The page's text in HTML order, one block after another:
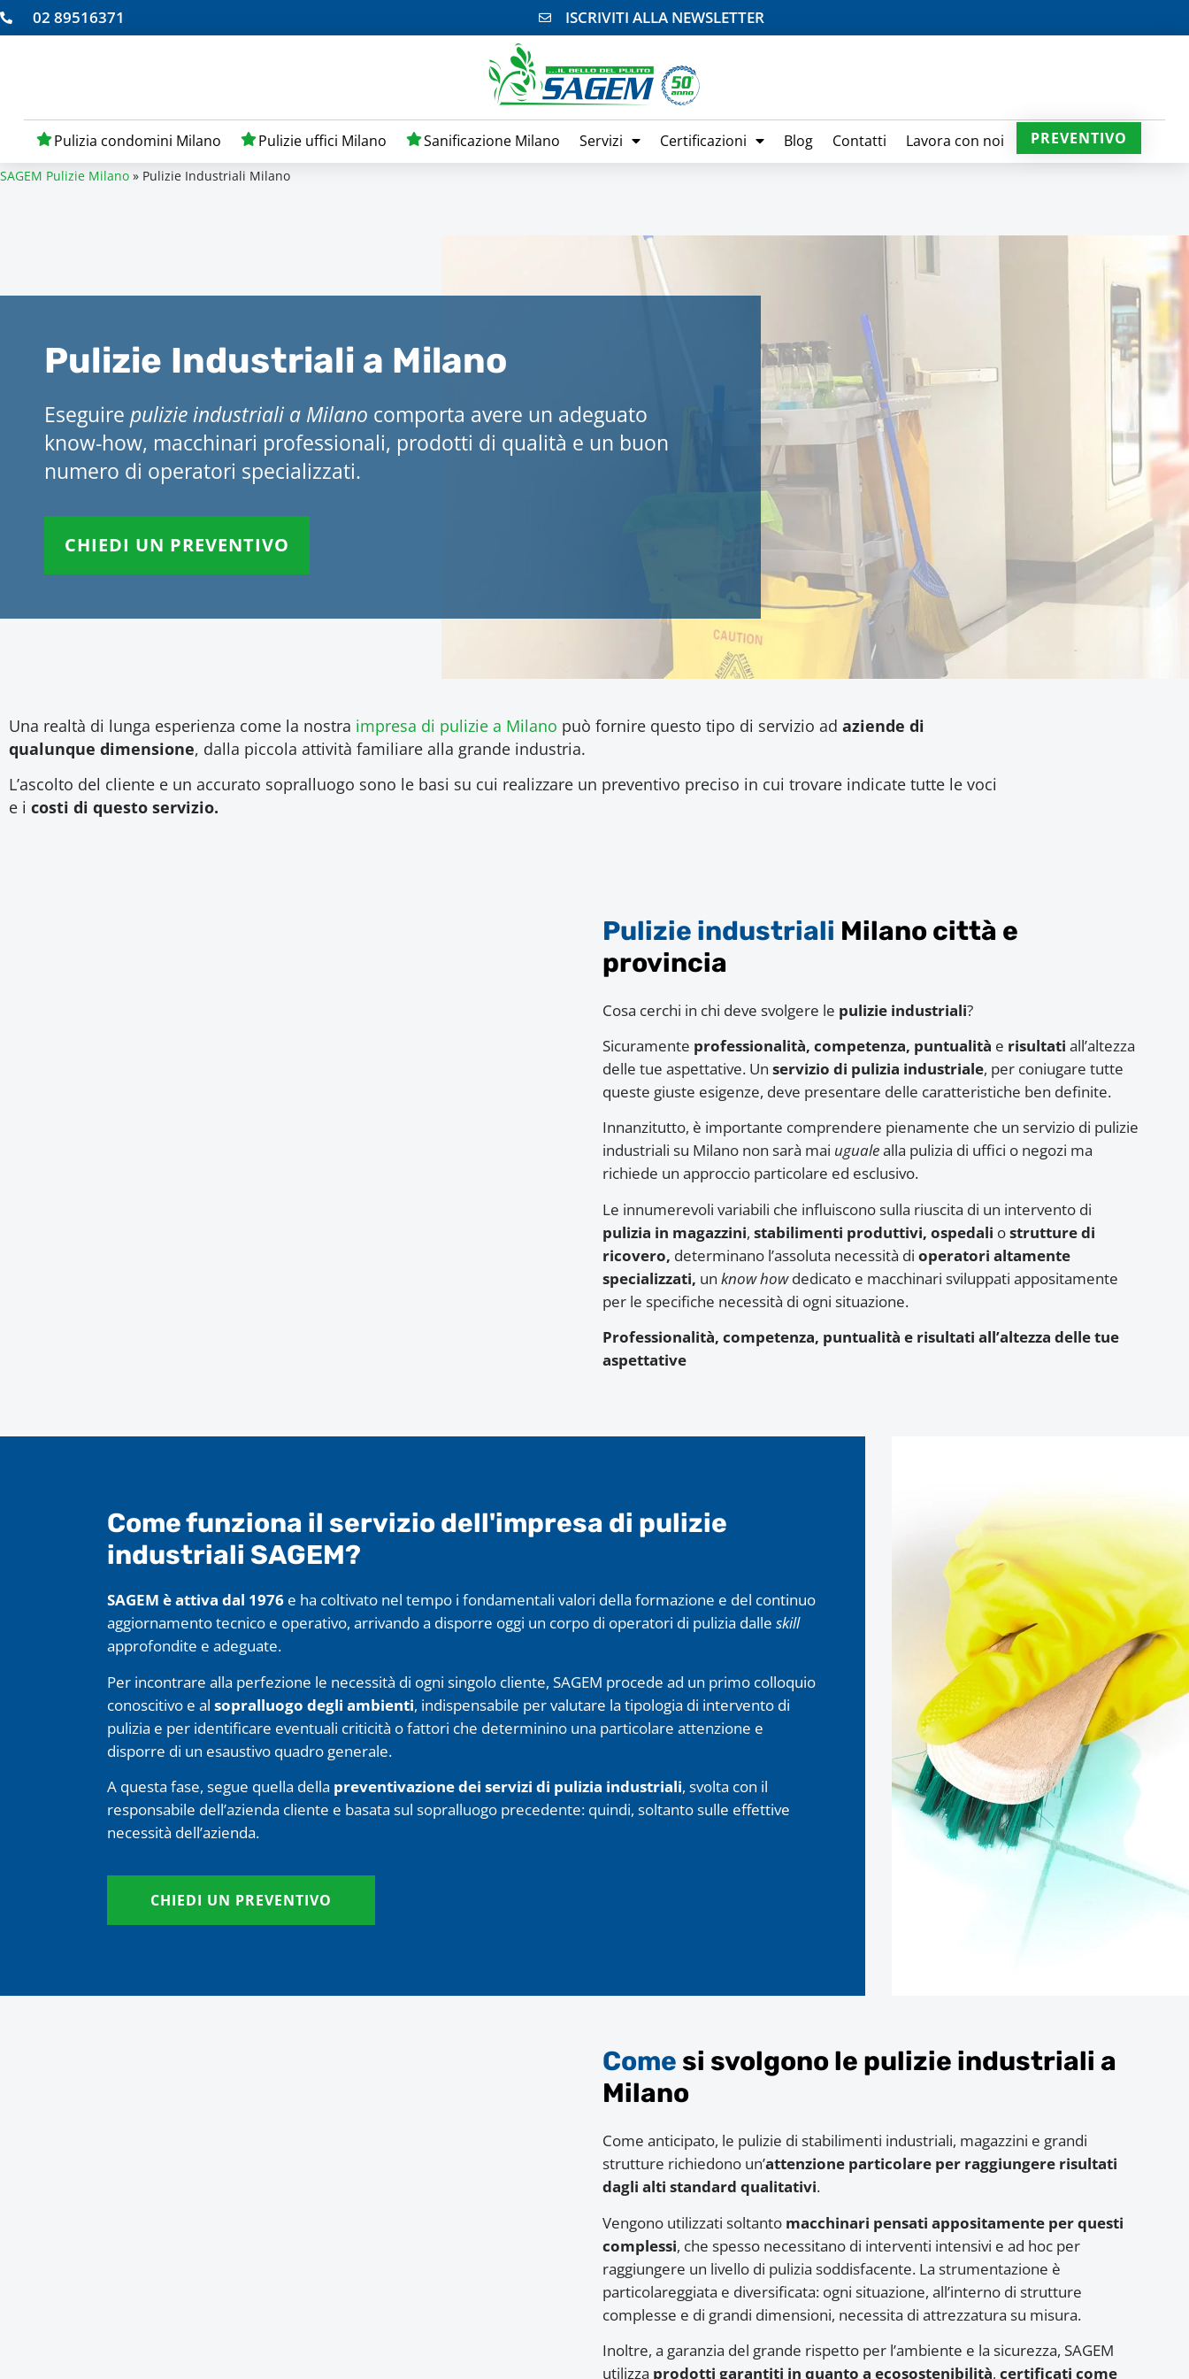
02 89516371 ISCRIVITI ALLA NEWSLETTER
Pulizia condomini Milano Pulizie uffici Milano Sanificazione Milano Servizi Certificazioni Blog Contatti Lavora con noi PREVENTIVO
SAGEM Pulizie Milano » Pulizie Industriali Milano
Pulizie Industriali a Milano
Eseguire pulizie industriali a Milano comporta avere un adeguato
know-how, macchinari professionali, prodotti di qualità e un buon
numero di operatori specializzati.
CHIEDI UN PREVENTIVO
Una realtà di lunga esperienza come la nostra impresa di pulizie a Milano può fornire questo tipo di servizio ad aziende di
qualunque dimensione, dalla piccola attività familiare alla grande industria.
L’ascolto del cliente e un accurato sopralluogo sono le basi su cui realizzare un preventivo preciso in cui trovare indicate tutte le voci
e i costi di questo servizio.
Pulizie industriali Milano città e
provincia
Cosa cerchi in chi deve svolgere le pulizie industriali?
Sicuramente professionalità, competenza, puntualità e risultati all’altezza
delle tue aspettative. Unservizio di pulizia industriale, per coniugare tutte
queste giuste esigenze, deve presentare delle caratteristiche ben definite.
Innanzitutto, è importante comprendere pienamente che un servizio di pulizie
industriali su Milano non sarà mai ugualealla pulizia di uffici o negozi ma
richiede un approccio particolare ed esclusivo.
Le innumerevoli variabili che influiscono sulla riuscita di un intervento di
pulizia in magazzini,stabilimenti produttivi, ospedali ostrutture di
ricovero, determinano l’assoluta necessità dioperatori altamente
specializzati, unknow howdedicato e macchinari sviluppati appositamente
per le specifiche necessità di ogni situazione.
Professionalità, competenza, puntualità e risultati all’altezza delle tue
aspettative
Come funziona il servizio dell'impresa di pulizie
industriali SAGEM?
SAGEM èattiva dal 1976 e ha coltivato nel tempo i fondamentali valori della formazione e del continuo
aggiornamento tecnico e operativo, arrivando a disporre oggi un corpo di operatori di pulizia dalle skill
approfondite e adeguate.
Per incontrare alla perfezione le necessità di ogni singolo cliente, SAGEM procede ad un primo colloquio
conoscitivo e al sopralluogo degli ambienti, indispensabile per valutare la tipologia di intervento di
pulizia e per identificare eventuali criticità o fattori che determinino una particolare attenzione e
disporre di un esaustivo quadro generale.
A questa fase, segue quella della preventivazione dei servizi di pulizia industriali, svolta con il
responsabile dell’azienda cliente e basata sul sopralluogo precedente: quindi, soltanto sulle effettive
necessità dell’azienda.
CHIEDI UN PREVENTIVO
Come si svolgono le pulizie industriali a
Milano
Come anticipato, le pulizie di stabilimenti industriali, magazzini e grandi
strutture richiedono un’attenzione particolare per raggiungere risultati
dagli alti standard qualitativi.
Vengono utilizzati soltanto macchinari pensati appositamente per questi
complessi, che spesso necessitano di interventi intensivi e ad hoc per
raggiungere un livello di pulizia soddisfacente. La strumentazione è
particolareggiata e diversificata: ogni situazione, all’interno di strutture
complesse e di grandi dimensioni, necessita di attrezzatura su misura.
Inoltre, a garanzia del grande rispetto per l’ambiente e la sicurezza, SAGEM
utilizza prodotti garantiti in quanto a ecosostenibilità,certificati come